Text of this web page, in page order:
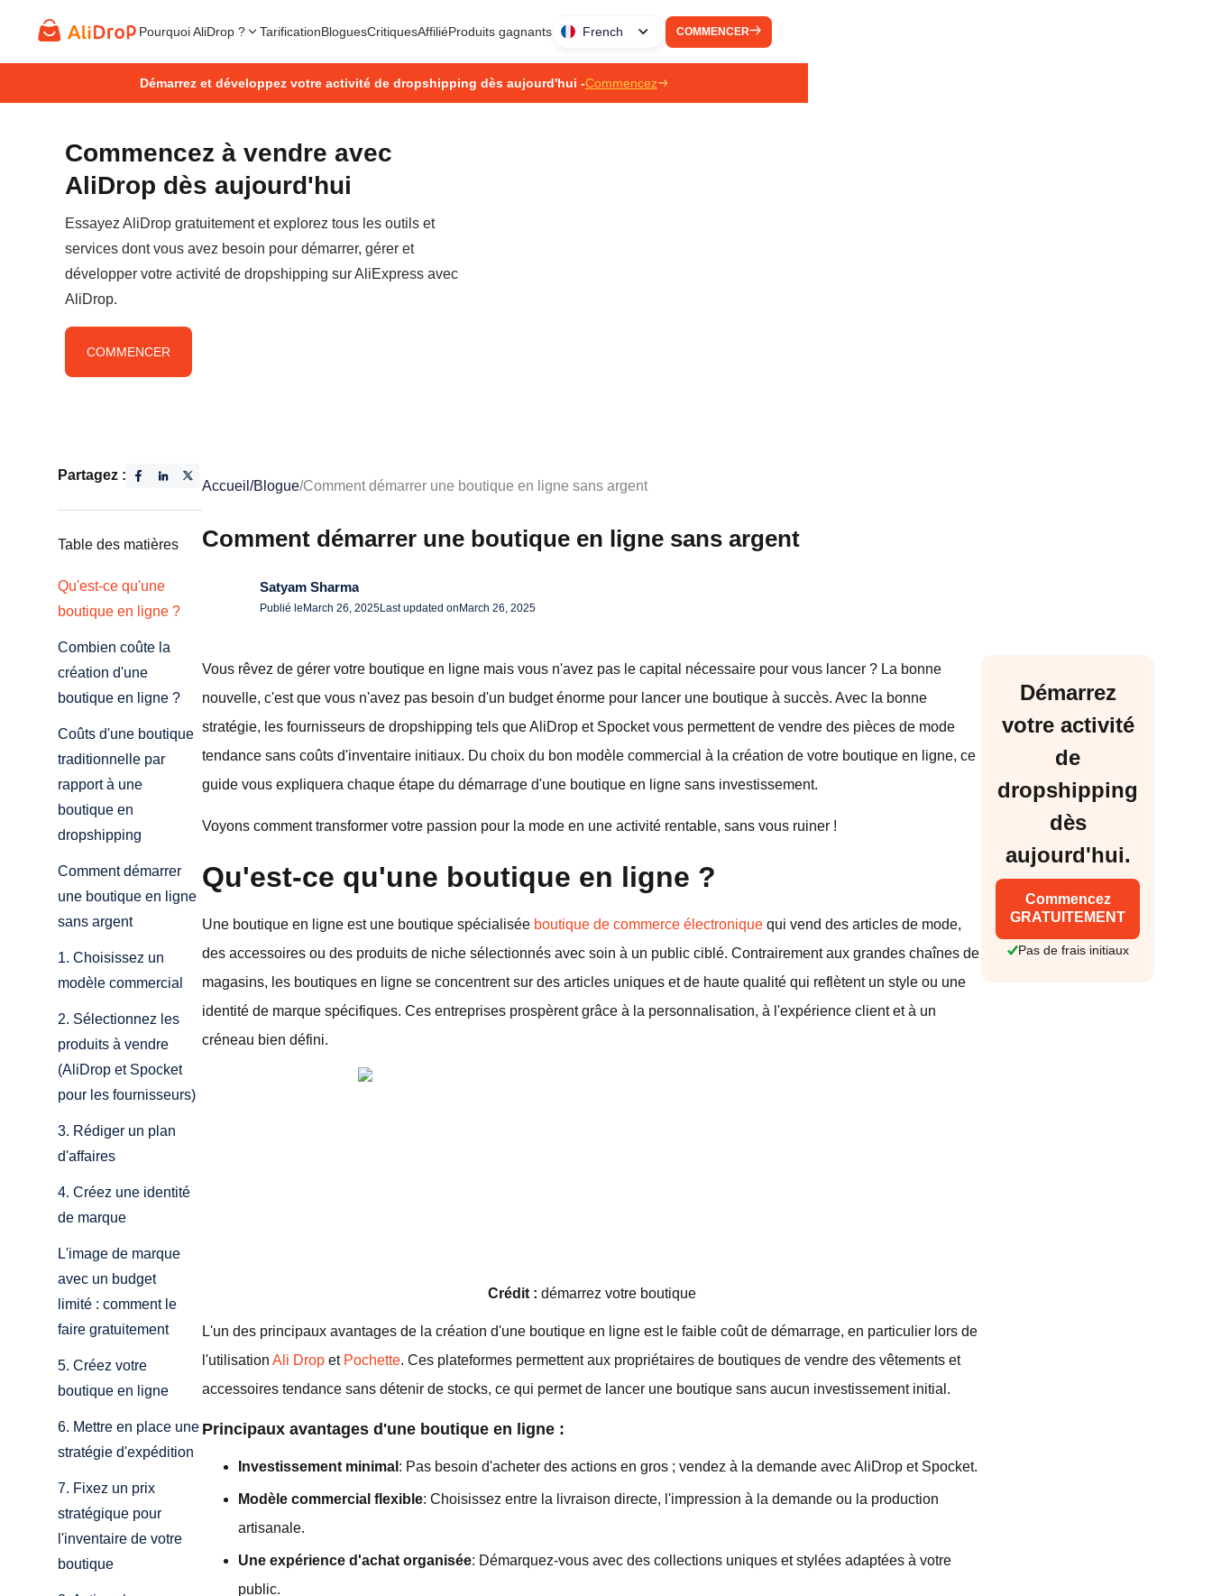
Pourquoi AliDrop ? TarificationBloguesCritiquesAffiliéProduits gagnants French COMMENCER
Démarrez et développez votre activité de dropshipping dès aujourd'hui -Commencez
Commencez à vendre avec
AliDrop dès aujourd'hui
Essayez AliDrop gratuitement et explorez tous les outils et
services dont vous avez besoin pour démarrer, gérer et
développer votre activité de dropshipping sur AliExpress avec
AliDrop.
COMMENCER
Partagez :
Table des matières
Qu'est-ce qu'une
boutique en ligne ?
Combien coûte la
création d'une
boutique en ligne ?
Coûts d'une boutique
traditionnelle par
rapport à une
boutique en
dropshipping
Comment démarrer
une boutique en ligne
sans argent
1. Choisissez un
modèle commercial
2. Sélectionnez les
produits à vendre
(AliDrop et Spocket
pour les fournisseurs)
3. Rédiger un plan
d'affaires
4. Créez une identité
de marque
L'image de marque
avec un budget
limité : comment le
faire gratuitement
5. Créez votre
boutique en ligne
6. Mettre en place une
stratégie d'expédition
7. Fixez un prix
stratégique pour
l'inventaire de votre
boutique
Accueil /Blogue/Comment démarrer une boutique en ligne sans argent
Comment démarrer une boutique en ligne sans argent
Satyam Sharma
Publié le March 26, 2025Last updated on March 26, 2025
Vous rêvez de gérer votre boutique en ligne mais vous n'avez pas le capital nécessaire pour vous lancer ? La bonne
nouvelle, c'est que vous n'avez pas besoin d'un budget énorme pour lancer une boutique à succès. Avec la bonne
stratégie, les fournisseurs de dropshipping tels que AliDrop et Spocket vous permettent de vendre des pièces de mode
tendance sans coûts d'inventaire initiaux. Du choix du bon modèle commercial à la création de votre boutique en ligne, ce
guide vous expliquera chaque étape du démarrage d'une boutique en ligne sans investissement.
Voyons comment transformer votre passion pour la mode en une activité rentable, sans vous ruiner !
Qu'est-ce qu'une boutique en ligne ?
Une boutique en ligne est une boutique spécialisée boutique de commerce électronique qui vend des articles de mode,
des accessoires ou des produits de niche sélectionnés avec soin à un public ciblé. Contrairement aux grandes chaînes de
magasins, les boutiques en ligne se concentrent sur des articles uniques et de haute qualité qui reflètent un style ou une
identité de marque spécifiques. Ces entreprises prospèrent grâce à la personnalisation, à l'expérience client et à un
créneau bien défini.
Crédit : démarrez votre boutique
L'un des principaux avantages de la création d'une boutique en ligne est le faible coût de démarrage, en particulier lors de
l'utilisation Ali Drop et Pochette. Ces plateformes permettent aux propriétaires de boutiques de vendre des vêtements et
accessoires tendance sans détenir de stocks, ce qui permet de lancer une boutique sans aucun investissement initial.
Principaux avantages d'une boutique en ligne :
Investissement minimal : Pas besoin d'acheter des actions en gros ; vendez à la demande avec AliDrop et Spocket.
Modèle commercial flexible: Choisissez entre la livraison directe, l'impression à la demande ou la production
artisanale.
Une expérience d'achat organisée: Démarquez-vous avec des collections uniques et stylées adaptées à votre
public.
Démarrez
votre activité
de
dropshipping
dès
aujourd'hui.
Commencez
GRATUITEMENT
Pas de frais initiaux